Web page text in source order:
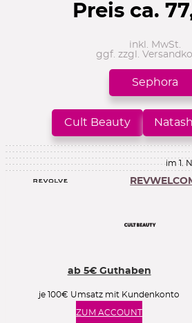
Preis ca.
inkl. MwSt.
ggf. zzgl.
Sephora
Cult Beauty
im 1.
ab 5€ Guthaben
je 100€ Umsatz mit Kundenkonto
ZUM ACCOUNT